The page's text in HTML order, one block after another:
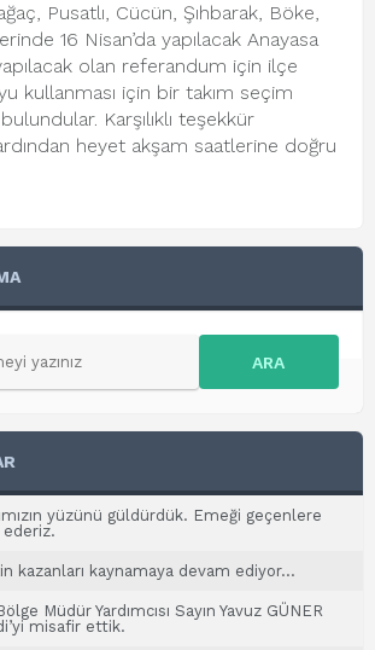
Pusatlı, Cücün, Şıhbarak, Böke,
16 Nisan’da yapılacak Anayasa
olan referandum için ilçe
kullanması için bir takım seçim
Karşılıklı teşekkür
heyet akşam saatlerine doğru
ARA
yüzünü güldürdük. Emeği geçenlere
kazanları kaynamaya devam ediyor…
Müdür Yardımcısı Sayın Yavuz GÜNER
misafir ettik.